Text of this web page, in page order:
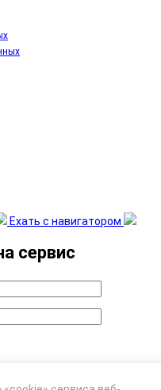
Ехать с навигатором